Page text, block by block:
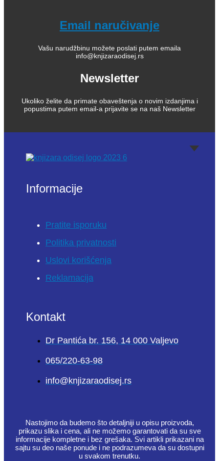
Email naručivanje
Vašu narudžbinu možete poslati putem emaila
info@knjizaraodisej.rs
Newsletter
Ukoliko želite da primate obaveštenja o novim izdanjima i
popustima putem email-a prijavite se na naš Newsletter
Informacije
Pratite isporuku
Politika privatnosti
Uslovi korišćenja
Reklamacija
Kontakt
Dr Pantića br. 156, 14 000 Valjevo
065/220-63-98
info@knjizaraodisej.rs
Nastojimo da budemo što detaljniji u opisu proizvoda,
prikazu slika i cena, ali ne možemo garantovati da su sve
informacije kompletne i bez grešaka. Svi artikli prikazani na
sajtu su deo naše ponude i ne podrazumeva da su dostupni
u svakom trenutku.